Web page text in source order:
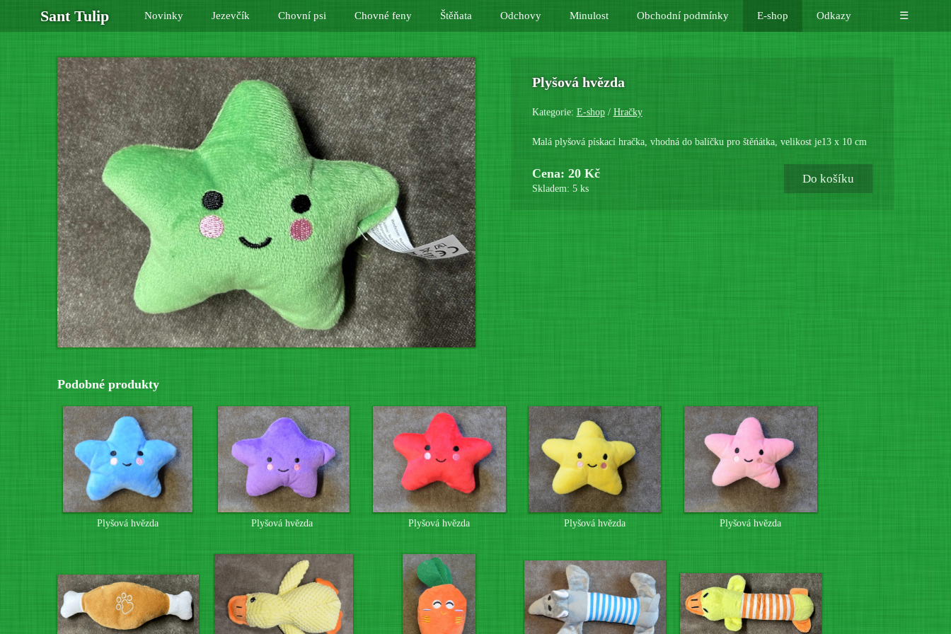
Sant Tulip Novinky Jezevčík Chovní psi Chovné feny Štěňata Odchovy Minulost Obchodní podmínky E-shop Odkazy ☰
Plyšová hvězda
Kategorie: E-shop/ Hračky
Malá plyšová pískací hračka, vhodná do balíčku pro štěńátka, velikost je13 x 10 cm
Cena: 20 Kč
Skladem: 5 ks
Do košíku
Podobné produkty
Plyšová hvězda Plyšová hvězda Plyšová hvězda Plyšová hvězda Plyšová hvězda